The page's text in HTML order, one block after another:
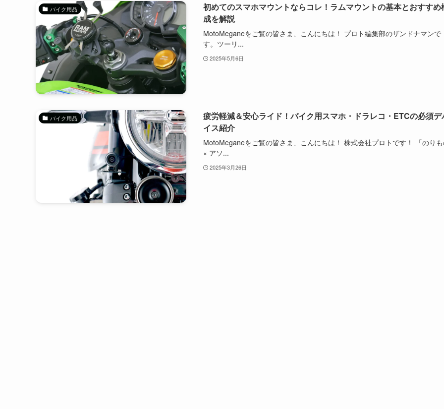
バイク用品
初めてのスマホマウントならコレ！ラムマウントの基本とおすすめ
成を解説
MotoMeganeをご覧の皆さま、こんにちは！ プロト編集部のザンドナマンで
す。ツーリ...
2025年5月6日
バイク用品
疲労軽減＆安心ライド！バイク用スマホ・ドラレコ・ETCの必須デ
イス紹介
MotoMeganeをご覧の皆さま、こんにちは！ 株式会社プロトです！ 「のり
× アソ...
2025年3月26日